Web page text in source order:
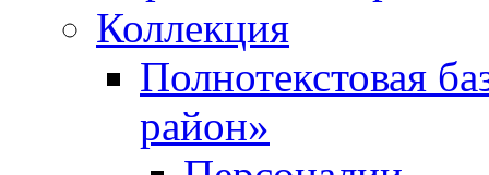
Коллекция
Полнотекстовая
район»